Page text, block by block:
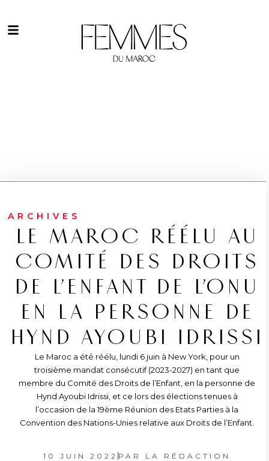
ARCHIVES
LE MAROC RÉÉLU AU
COMITÉ DES DROITS
DE L’ENFANT DE L’ONU
EN LA PERSONNE DE
HYND AYOUBI IDRISSI
Le Maroc a été réélu, lundi 6 juin à New York, pour un
troisième mandat consécutif (2023-2027) en tant que
membre du Comité des Droits de l’Enfant, en la personne de
Hynd Ayoubi Idrissi, et ce lors des élections tenues à
l’occasion de la 19ème Réunion des Etats Parties à la
Convention des Nations-Unies relative aux Droits de l’Enfant.
10 JUIN 2022 PAR LA RÉDACTION